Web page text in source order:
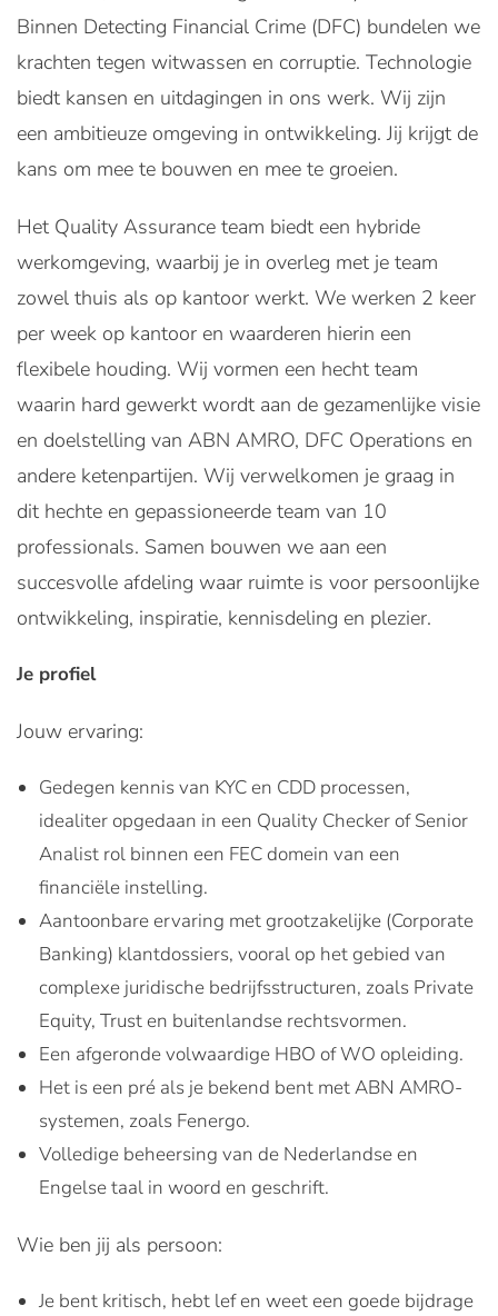
Binnen Detecting Financial Crime (DFC) bundelen we
krachten tegen witwassen en corruptie. Technologie
biedt kansen en uitdagingen in ons werk. Wij zijn
een ambitieuze omgeving in ontwikkeling. Jij krijgt de
kans om mee te bouwen en mee te groeien.
Het Quality Assurance team biedt een hybride
werkomgeving, waarbij je in overleg met je team
zowel thuis als op kantoor werkt. We werken 2 keer
per week op kantoor en waarderen hierin een
flexibele houding. Wij vormen een hecht team
waarin hard gewerkt wordt aan de gezamenlijke visie
en doelstelling van ABN AMRO, DFC Operations en
andere ketenpartijen. Wij verwelkomen je graag in
dit hechte en gepassioneerde team van 10
professionals. Samen bouwen we aan een
succesvolle afdeling waar ruimte is voor persoonlijke
ontwikkeling, inspiratie, kennisdeling en plezier.
Je profiel
Jouw ervaring:
Gedegen kennis van KYC en CDD processen,
idealiter opgedaan in een Quality Checker of Senior
Analist rol binnen een FEC domein van een
financiële instelling.
Aantoonbare ervaring met grootzakelijke (Corporate
Banking) klantdossiers, vooral op het gebied van
complexe juridische bedrijfsstructuren, zoals Private
Equity, Trust en buitenlandse rechtsvormen.
Een afgeronde volwaardige HBO of WO opleiding.
Het is een pré als je bekend bent met ABN AMRO-
systemen, zoals Fenergo.
Volledige beheersing van de Nederlandse en
Engelse taal in woord en geschrift.
Wie ben jij als persoon:
Je bent kritisch, hebt lef en weet een goede bijdrage